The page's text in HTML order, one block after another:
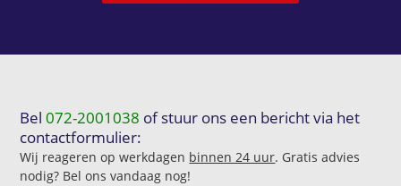
Bel072-2001038 of stuur ons een bericht via het
contactformulier:
Wij reageren op werkdagen binnen 24 uur. Gratis advies
nodig? Bel ons vandaag nog!